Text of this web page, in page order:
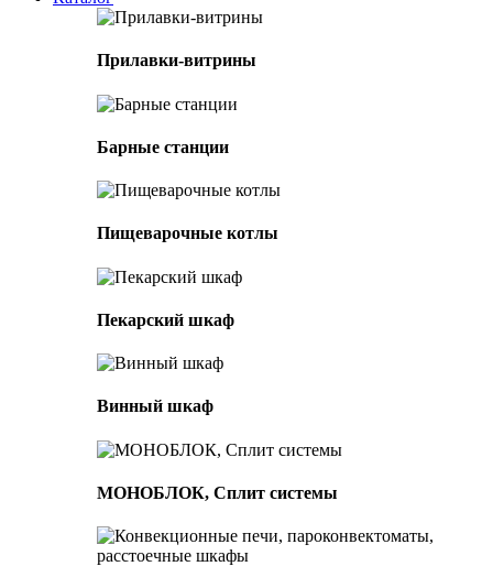
Прилавки-витрины
Барные станции
Пищеварочные котлы
Пекарский шкаф
Винный шкаф
МОНОБЛОК, Сплит системы